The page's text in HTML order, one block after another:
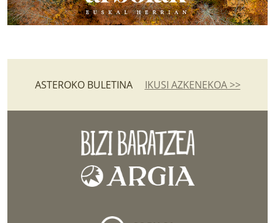
ASTEROKO BULETINA IKUSI AZKENEKOA >>